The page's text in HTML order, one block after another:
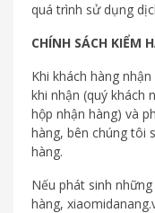
quá trình sử dụng
CHÍNH SÁCH KIỂM
Khi khách hàng
khi nhận (quý khách
hộp nhận hàng) và
hàng, bên chúng tôi
hàng.
Nếu phát sinh
hàng,